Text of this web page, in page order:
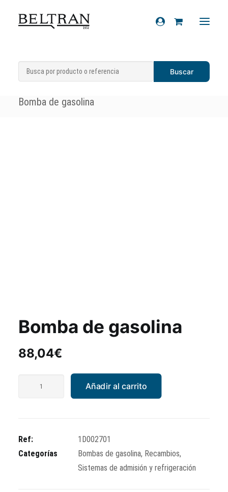
Recambios
Cascos
Inicio Recambios » Sistemas de admisión
y refrigeración»Bombas de gasolina»
Bomba de gasolina
Bomba de gasolina
88,04€
Añadir al carrito
Ref:
1D002701
Categorías
Bombas de gasolina, Recambios,
Sistemas de admisión y refrigeración